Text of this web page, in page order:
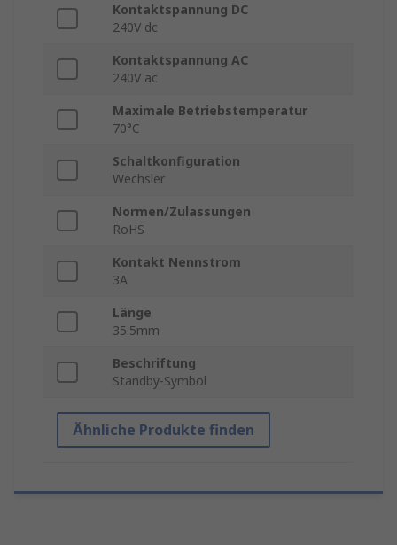
Kontaktspannung DC
240V dc
Kontaktspannung AC
240V ac
Maximale Betriebstemperatur
70°C
Schaltkonfiguration
Wechsler
Normen/Zulassungen
RoHS
Kontakt Nennstrom
3A
Länge
35.5mm
Beschriftung
Standby-Symbol
Ähnliche Produkte finden